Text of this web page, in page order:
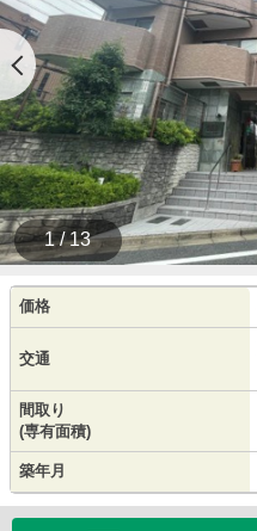
1 / 13
価格
交通
間取り
(専有面積)
築年月